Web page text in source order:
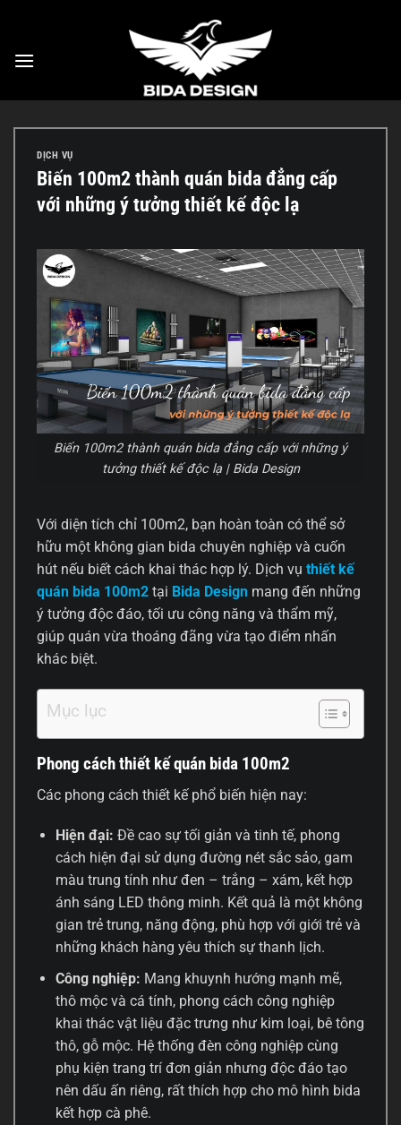
nội
DỊCH VỤ
Biến 100m2 thành quán bida đẳng cấp
với những ý tưởng thiết kế độc lạ
Biến 100m2 thành quán bida đẳng cấp với những ý
tưởng thiết kế độc lạ | Bida Design
Với diện tích chỉ 100m2, bạn hoàn toàn có thể sở
hữu một không gian bida chuyên nghiệp và cuốn
hút nếu biết cách khai thác hợp lý. Dịch vụ thiết kế
quán bida 100m2 tại Bida Design mang đến những
ý tưởng độc đáo, tối ưu công năng và thẩm mỹ,
giúp quán vừa thoáng đãng vừa tạo điểm nhấn
khác biệt.
Mục lục
Phong cách thiết kế quán bida 100m2
Các phong cách thiết kế phổ biến hiện nay:
Hiện đại: Đề cao sự tối giản và tinh tế, phong
cách hiện đại sử dụng đường nét sắc sảo, gam
màu trung tính như đen – trắng – xám, kết hợp
ánh sáng LED thông minh. Kết quả là một không
gian trẻ trung, năng động, phù hợp với giới trẻ và
những khách hàng yêu thích sự thanh lịch.
Công nghiệp: Mang khuynh hướng mạnh mẽ,
thô mộc và cá tính, phong cách công nghiệp
khai thác vật liệu đặc trưng như kim loại, bê tông
thô, gỗ mộc. Hệ thống đèn công nghiệp cùng
phụ kiện trang trí đơn giản nhưng độc đáo tạo
nên dấu ấn riêng, rất thích hợp cho mô hình bida
kết hợp cà phê.